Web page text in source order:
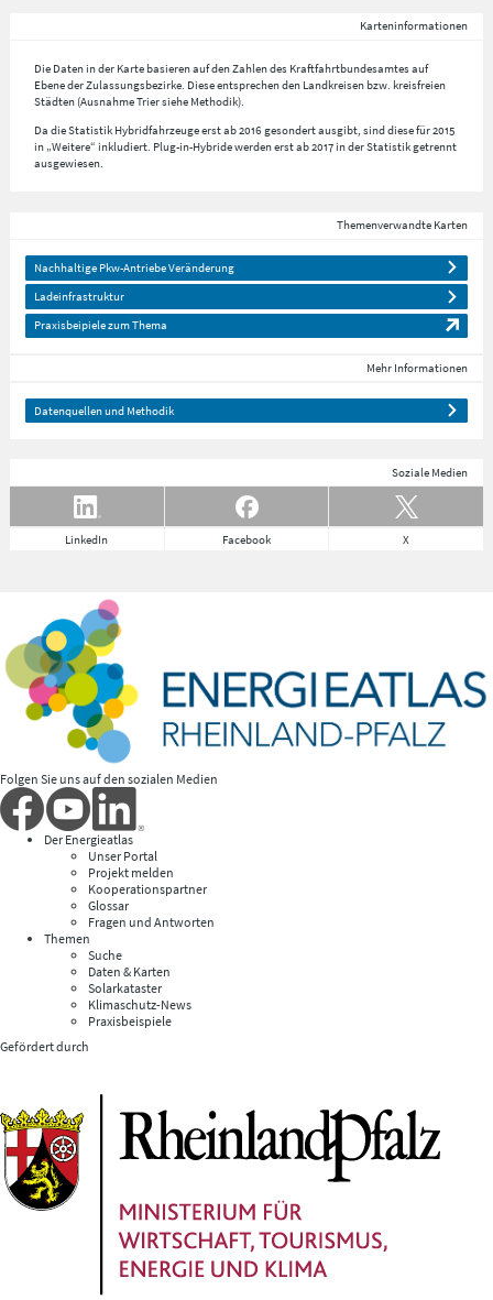
Karteninformationen
Die Daten in der Karte basieren auf den Zahlen des Kraftfahrtbundesamtes auf
Ebene der Zulassungsbezirke. Diese entsprechen den Landkreisen bzw. kreisfreien
Städten (Ausnahme Trier siehe Methodik).
Da die Statistik Hybridfahrzeuge erst ab 2016 gesondert ausgibt, sind diese für 2015
in „Weitere“ inkludiert. Plug-in-Hybride werden erst ab 2017 in der Statistik getrennt
ausgewiesen.
Themenverwandte Karten
Nachhaltige Pkw-Antriebe Veränderung
Ladeinfrastruktur
Praxisbeipiele zum Thema
Mehr Informationen
Datenquellen und Methodik
Soziale Medien
LinkedIn Facebook X
Folgen Sie uns auf den sozialen Medien
Der Energieatlas
Unser Portal
Projekt melden
Kooperationspartner
Glossar
Fragen und Antworten
Themen
Suche
Daten & Karten
Solarkataster
Klimaschutz-News
Praxisbeispiele
Gefördert durch